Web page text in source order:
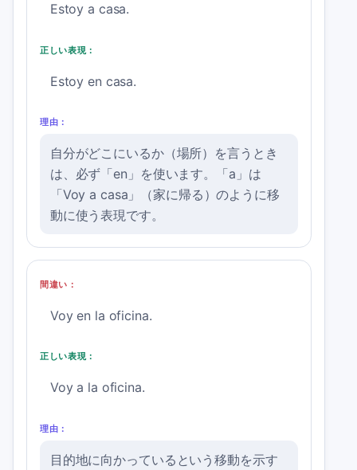
Estoy a casa.
正しい表現：
Estoy en casa.
理由：
自分がどこにいるか（場所）を言うとき
は、必ず「en」を使います。「a」は
「Voy a casa」（家に帰る）のように移
動に使う表現です。
間違い：
Voy en la oficina.
正しい表現：
Voy a la oficina.
理由：
目的地に向かっているという移動を示す